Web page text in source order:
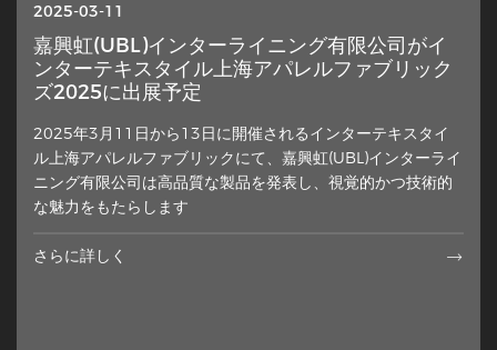
2025-10-13
インターライニング — なぜこの隠れた層が突然
注目を集めているのか?
業界の評論家たちから再び注目を集めています。外側の素材
の間違った側に布の層を置いた余分な布層は、
さらに詳しく
2025-03-11
嘉興虹(UBL)インターライニング有限公司がイ
ンターテキスタイル上海アパレルファブリック
ズ2025に出展予定
2025年3月11日から13日に開催されるインターテキスタイ
ル上海アパレルファブリックにて、嘉興虹(UBL)インターライ
ニング有限公司は高品質な製品を発表し、視覚的かつ技術的
な魅力をもたらします
さらに詳しく 